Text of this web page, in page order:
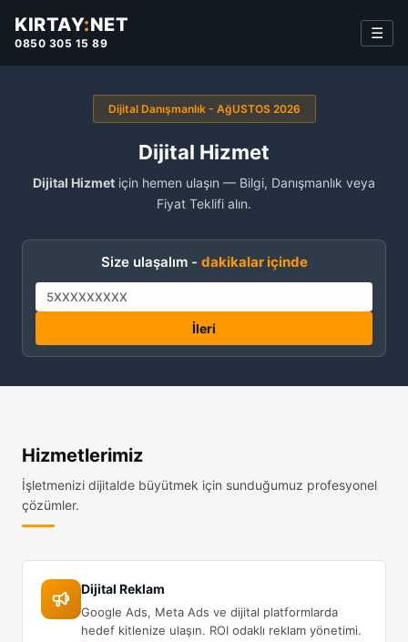
KIRTAY:NET
0850 305 15 89
☰
Dijital Danışmanlık - AğUSTOS 2026
Dijital Hizmet
Dijital Hizmet için hemen ulaşın — Bilgi, Danışmanlık veya
Fiyat Teklifi alın.
Size ulaşalım - dakikalar içinde
İleri
Hizmetlerimiz
İşletmenizi dijitalde büyütmek için sunduğumuz profesyonel
çözümler.
Dijital Reklam
Google Ads, Meta Ads ve dijital platformlarda
hedef kitlenize ulaşın. ROI odaklı reklam yönetimi.